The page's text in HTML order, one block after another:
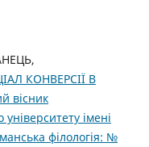
КОНВЕРСІЇ В
вісник
імені
філологія: №